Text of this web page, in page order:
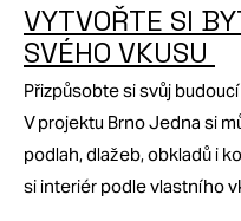
VYTVOŘTE SI
SVÉHO VKUSU
Přizpůsobte si svůj
V projektu Brno Jedna si
podlah, dlažeb, obkladů i
si interiér podle vlastního